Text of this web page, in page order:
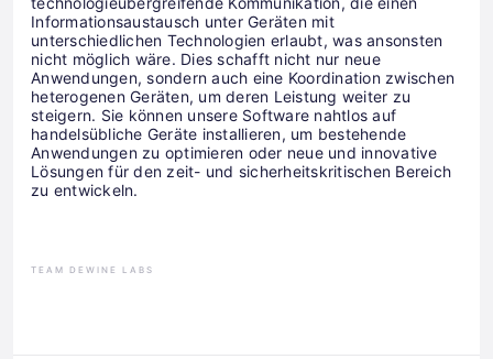
Informationsaustausch unter Geräten mit
unterschiedlichen Technologien erlaubt, was ansonsten
nicht möglich wäre. Dies schafft nicht nur neue
Anwendungen, sondern auch eine Koordination zwischen
heterogenen Geräten, um deren Leistung weiter zu
steigern. Sie können unsere Software nahtlos auf
handelsübliche Geräte installieren, um bestehende
Anwendungen zu optimieren oder neue und innovative
Lösungen für den zeit- und sicherheitskritischen Bereich
zu entwickeln.
TEAM DEWINE LABS